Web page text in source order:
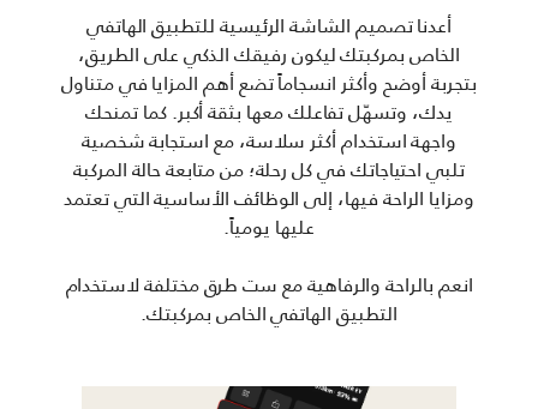
أعدنا تصميم الشاشة الرئيسية للتطبيق الهاتفي
الخاص بمركبتك ليكون رفيقك الذكي على الطريق،
بتجربة أوضح وأكثر انسجاماً تضع أهم المزايا في متناول
يدك، وتسهّل تفاعلك معها بثقة أكبر. كما تمنحك
واجهة استخدام أكثر سلاسة، مع استجابة شخصية
تلبي احتياجاتك في كل رحلة؛ من متابعة حالة المركبة
ومزايا الراحة فيها، إلى الوظائف الأساسية التي تعتمد
عليها يومياً.
انعم بالراحة والرفاهية مع ست طرق مختلفة لاستخدام
التطبيق الهاتفي الخاص بمركبتك.